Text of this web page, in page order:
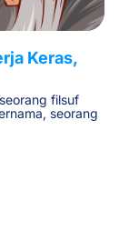
Keras,
filsuf
seorang